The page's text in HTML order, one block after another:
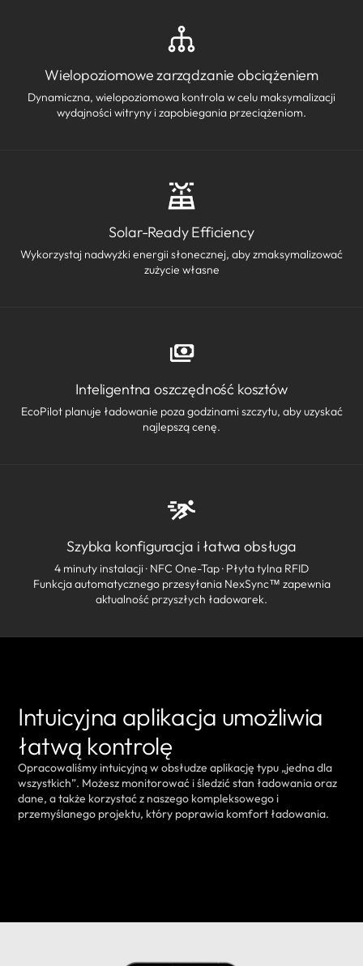
Wielopoziomowe zarządzanie obciążeniem
Dynamiczna, wielopoziomowa kontrola w celu maksymalizacji
wydajności witryny i zapobiegania przeciążeniom.
Solar-Ready Efficiency
Wykorzystaj nadwyżki energii słonecznej, aby zmaksymalizować
zużycie własne
Inteligentna oszczędność kosztów
EcoPilot planuje ładowanie poza godzinami szczytu, aby uzyskać
najlepszą cenę.
Szybka konfiguracja i łatwa obsługa
4 minuty instalacji · NFC One-Tap · Płyta tylna RFID
Funkcja automatycznego przesyłania NexSync™ zapewnia
aktualność przyszłych ładowarek.
Intuicyjna aplikacja umożliwia
łatwą kontrolę
Opracowaliśmy intuicyjną w obsłudze aplikację typu „jedna dla
wszystkich”. Możesz monitorować i śledzić stan ładowania oraz
dane, a także korzystać z naszego kompleksowego i
przemyślanego projektu, który poprawia komfort ładowania.